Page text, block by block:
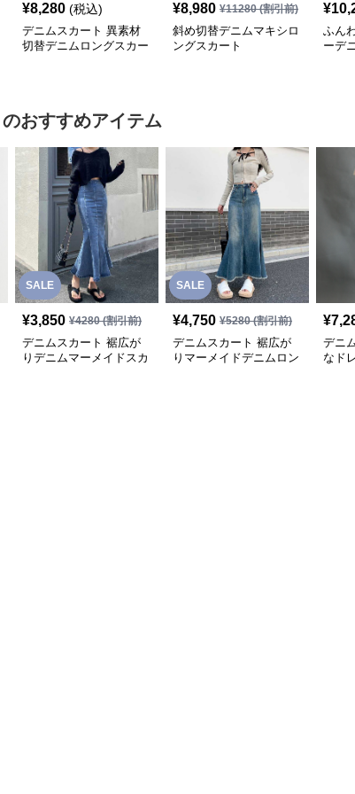
¥8,280 (税込)
デニムスカート 異素材
切替デニムロングスカー
¥8,980 ¥11280(割引前)
斜め切替デニムマキシロ
ングスカート
¥
ふん
ーデ
のおすすめアイテム
SALE
¥3,850 ¥4280(割引前)
デニムスカート 裾広が
りデニムマーメイドスカ
SALE
¥4,750 ¥5280(割引前)
デニムスカート 裾広が
りマーメイドデニムロン
¥
デニ
なド